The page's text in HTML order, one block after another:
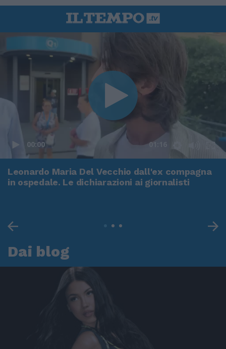
00:00 01:16
Leonardo Maria Del Vecchio dall'ex compagna
in ospedale. Le dichiarazioni ai giornalisti
Dai blog